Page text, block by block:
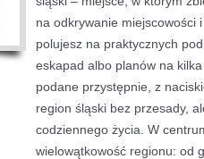
na odkrywanie miejscowości
polujesz na praktycznych
eskapad albo planów na
podane przystępnie, z
region śląski bez przesady,
codziennego życia. W
wielowątkowość regionu: od